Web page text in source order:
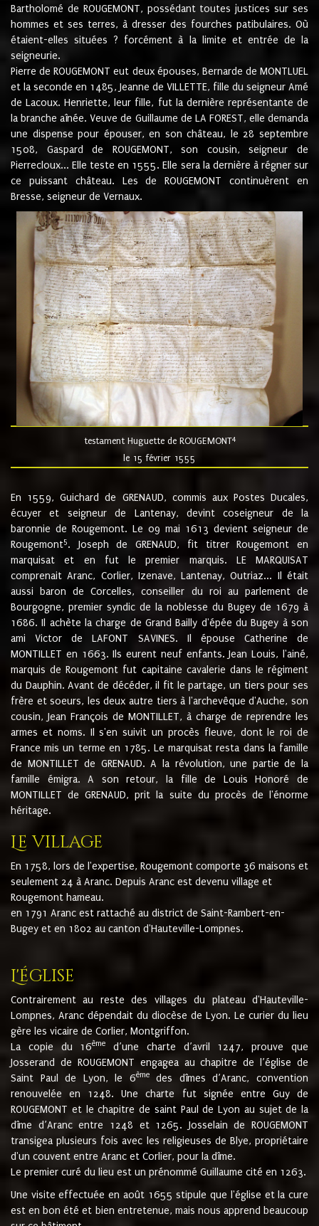
Bartholomé de ROUGEMONT, possédant toutes justices sur ses
hommes et ses terres, à dresser des fourches patibulaires. Où
étaient-elles situées ? forcément à la limite et entrée de la
seigneurie.
Pierre de ROUGEMONT eut deux épouses, Bernarde de MONTLUEL
et la seconde en 1485, Jeanne de VILLETTE, fille du seigneur Amé
de Lacoux. Henriette, leur fille, fut la dernière représentante de
la branche aînée. Veuve de Guillaume de LA FOREST, elle demanda
une dispense pour épouser, en son château, le 28 septembre
1508, Gaspard de ROUGEMONT, son cousin, seigneur de
Pierrecloux... Elle teste en 1555. Elle sera la dernière à régner sur
ce puissant château. Les de ROUGEMONT continuèrent en
Bresse, seigneur de Vernaux.
testament Huguette de ROUGEMONT4
le 15 février 1555
En 1559, Guichard de GRENAUD, commis aux Postes Ducales,
écuyer et seigneur de Lantenay, devint coseigneur de la
baronnie de Rougemont. Le 09 mai 1613 devient seigneur de
Rougemont5. Joseph de GRENAUD, fit titrer Rougemont en
marquisat et en fut le premier marquis. LE MARQUISAT
comprenait Aranc, Corlier, Izenave, Lantenay, Outriaz... Il était
aussi baron de Corcelles, conseiller du roi au parlement de
Bourgogne, premier syndic de la noblesse du Bugey de 1679 à
1686. Il achète la charge de Grand Bailly d'épée du Bugey à son
ami Victor de LAFONT SAVINES. Il épouse Catherine de
MONTILLET en 1663. Ils eurent neuf enfants. Jean Louis, l'ainé,
marquis de Rougemont fut capitaine cavalerie dans le régiment
du Dauphin. Avant de décéder, il fit le partage, un tiers pour ses
frère et soeurs, les deux autre tiers à l'archevêque d'Auche, son
cousin, Jean François de MONTILLET, à charge de reprendre les
armes et noms. Il s'en suivit un procès fleuve, dont le roi de
France mis un terme en 1785. Le marquisat resta dans la famille
de MONTILLET de GRENAUD. A la révolution, une partie de la
famille émigra. A son retour, la fille de Louis Honoré de
MONTILLET de GRENAUD, prit la suite du procès de l'énorme
héritage.
Le village
En 1758, lors de l'expertise, Rougemont comporte 36 maisons et
seulement 24 à Aranc. Depuis Aranc est devenu village et
Rougemont hameau.
en 1791 Aranc est rattaché au district de Saint-Rambert-en-
Bugey et en 1802 au canton d'Hauteville-Lompnes.
L'église
Contrairement au reste des villages du plateau d'Hauteville-
Lompnes, Aranc dépendait du diocèse de Lyon. Le curier du lieu
gère les vicaire de Corlier, Montgriffon.
La copie du 16ème
d’une charte d’avril 1247, prouve que
Josserand de ROUGEMONT engagea au chapitre de l’église de
Saint Paul de Lyon, le 6èmedes dîmes d’Aranc, convention
renouvelée en 1248. Une charte fut signée entre Guy de
ROUGEMONT et le chapitre de saint Paul de Lyon au sujet de la
dîme d’Aranc entre 1248 et 1265. Josselain de ROUGEMONT
transigea plusieurs fois avec les religieuses de Blye, propriétaire
d'un couvent entre Aranc et Corlier, pour la dîme.
Le premier curé du lieu est un prénommé Guillaume cité en 1263.
Une visite effectuée en août 1655 stipule que l'église et la cure
est en bon été et bien entretenue, mais nous apprend beaucoup